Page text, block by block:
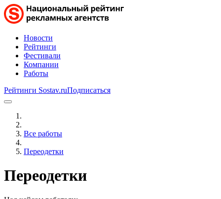
Новости
Рейтинги
Фестивали
Компании
Работы
Рейтинги Sostav.ruПодписаться
Все работы
Переодетки
Переодетки